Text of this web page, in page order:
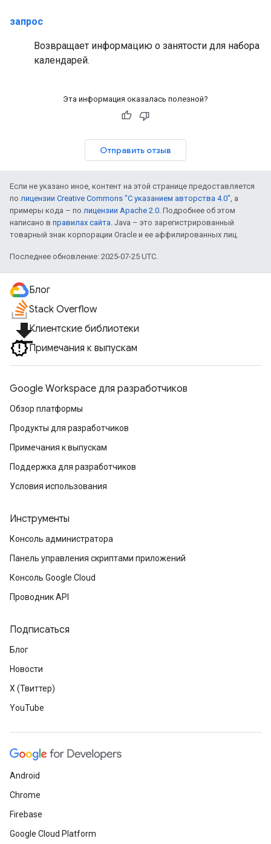
запрос
Возвращает информацию о занятости для набора
календарей.
Эта информация оказалась полезной?
Отправить отзыв
Если не указано иное, контент на этой странице предоставляется
по лицензии Creative Commons "С указанием авторства 4.0", а
примеры кода – по лицензии Apache 2.0. Подробнее об этом
написано в правилах сайта. Java – это зарегистрированный
товарный знак корпорации Oracle и ее аффилированных лиц.
Последнее обновление: 2025-07-25 UTC.
Блог
Stack Overflow
file_downloadКлиентские библиотеки
Примечания к выпускам
Google Workspace для разработчиков
Обзор платформы
Продукты для разработчиков
Примечания к выпускам
Поддержка для разработчиков
Условия использования
Инструменты
Консоль администратора
Панель управления скриптами приложений
Консоль Google Cloud
Проводник API
Подписаться
Блог
Новости
X (Твиттер)
YouTube
Android
Chrome
Firebase
Google Cloud Platform